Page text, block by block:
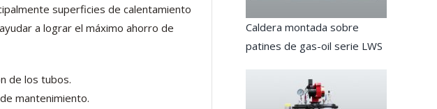
superficies de calentamiento
a lograr el máximo ahorro de
de los tubos.
mantenimiento.
Caldera montada sobre
patines de gas-oil serie LWS